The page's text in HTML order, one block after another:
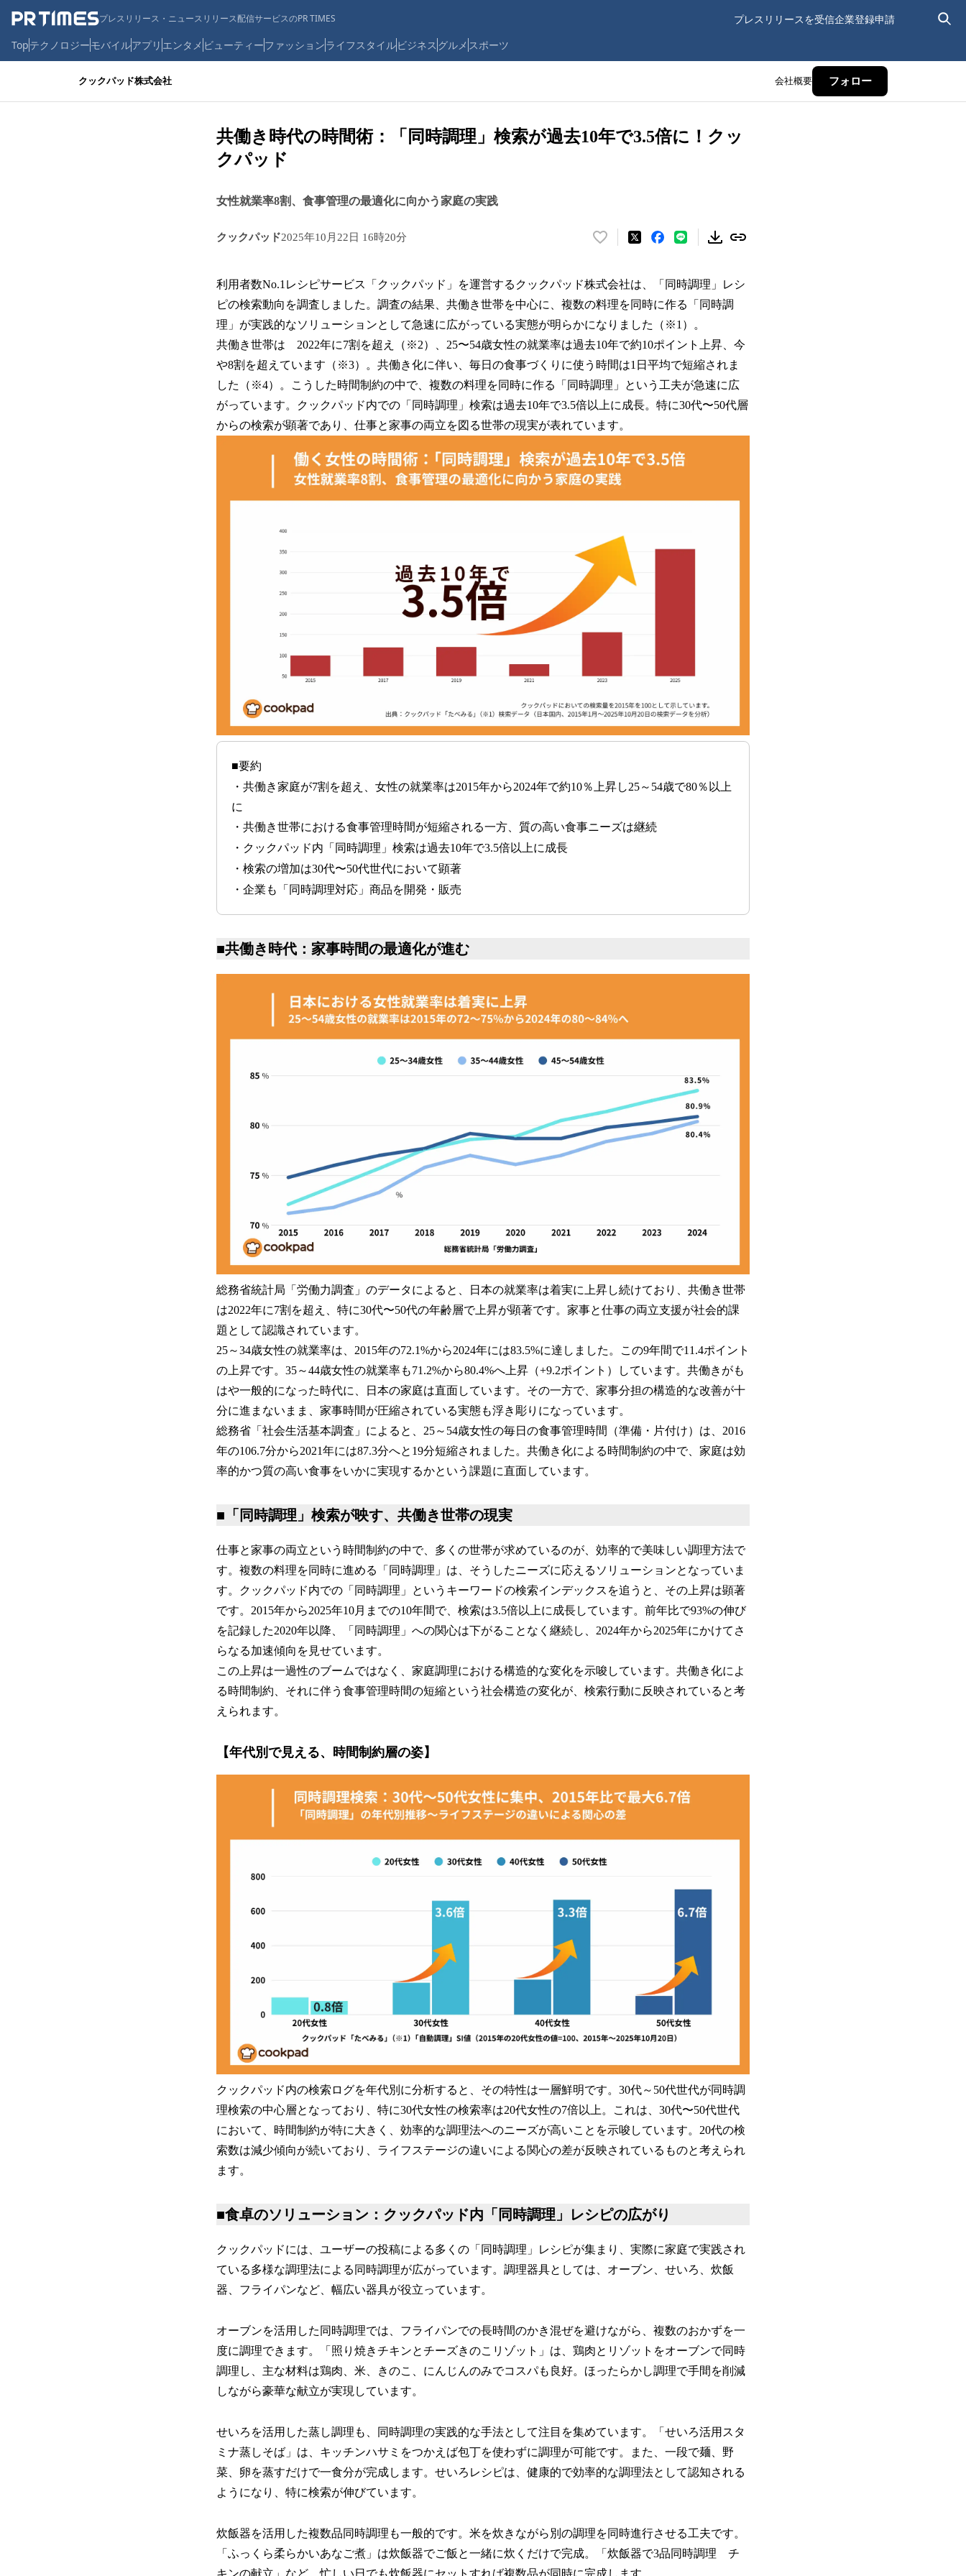
プレスリリース・ニュースリリース配信サービスのPR TIMES プレスリリースを受信企業登録申請
Topテクノロジーモバイルアプリ エンタメ ビューティーファッションライフスタイルビジネス グルメ スポーツ
クックパッド株式会社 会社概要 フォロー
共働き時代の時間術：「同時調理」検索が過去10年で3.5倍に！クッ
クパッド
女性就業率8割、食事管理の最適化に向かう家庭の実践
クックパッド2025年10月22日 16時20分
い
！
数
を
読
み
込
み
で
す
利用者数No.1レシピサービス「クックパッド」を運営するクックパッド株式会社は、「同時調理」レシ
ピの検索動向を調査しました。調査の結果、共働き世帯を中心に、複数の料理を同時に作る「同時調
理」が実践的なソリューションとして急速に広がっている実態が明らかになりました（※1）。
共働き世帯は 2022年に7割を超え（※2）、25〜54歳女性の就業率は過去10年で約10ポイント上昇、今
や8割を超えています（※3）。共働き化に伴い、毎日の食事づくりに使う時間は1日平均で短縮されま
した（※4）。こうした時間制約の中で、複数の料理を同時に作る「同時調理」という工夫が急速に広
がっています。クックパッド内での「同時調理」検索は過去10年で3.5倍以上に成長。特に30代〜50代層
からの検索が顕著であり、仕事と家事の両立を図る世帯の現実が表れています。
■要約
・共働き家庭が7割を超え、女性の就業率は2015年から2024年で約10％上昇し25～54歳で80％以上
に
・共働き世帯における食事管理時間が短縮される一方、質の高い食事ニーズは継続
・クックパッド内「同時調理」検索は過去10年で3.5倍以上に成長
・検索の増加は30代〜50代世代において顕著
・企業も「同時調理対応」商品を開発・販売
■共働き時代：家事時間の最適化が進む
総務省統計局「労働力調査」のデータによると、日本の就業率は着実に上昇し続けており、共働き世帯
は2022年に7割を超え、特に30代〜50代の年齢層で上昇が顕著です。家事と仕事の両立支援が社会的課
題として認識されています。
25～34歳女性の就業率は、2015年の72.1%から2024年には83.5%に達しました。この9年間で11.4ポイント
の上昇です。35～44歳女性の就業率も71.2%から80.4%へ上昇（+9.2ポイント）しています。共働きがも
はや一般的になった時代に、日本の家庭は直面しています。その一方で、家事分担の構造的な改善が十
分に進まないまま、家事時間が圧縮されている実態も浮き彫りになっています。
総務省「社会生活基本調査」によると、25～54歳女性の毎日の食事管理時間（準備・片付け）は、2016
年の106.7分から2021年には87.3分へと19分短縮されました。共働き化による時間制約の中で、家庭は効
率的かつ質の高い食事をいかに実現するかという課題に直面しています。
■「同時調理」検索が映す、共働き世帯の現実
仕事と家事の両立という時間制約の中で、多くの世帯が求めているのが、効率的で美味しい調理方法で
す。複数の料理を同時に進める「同時調理」は、そうしたニーズに応えるソリューションとなっていま
す。クックパッド内での「同時調理」というキーワードの検索インデックスを追うと、その上昇は顕著
です。2015年から2025年10月までの10年間で、検索は3.5倍以上に成長しています。前年比で93%の伸び
を記録した2020年以降、「同時調理」への関心は下がることなく継続し、2024年から2025年にかけてさ
らなる加速傾向を見せています。
この上昇は一過性のブームではなく、家庭調理における構造的な変化を示唆しています。共働き化によ
る時間制約、それに伴う食事管理時間の短縮という社会構造の変化が、検索行動に反映されていると考
えられます。
【年代別で見える、時間制約層の姿】
クックパッド内の検索ログを年代別に分析すると、その特性は一層鮮明です。30代～50代世代が同時調
理検索の中心層となっており、特に30代女性の検索率は20代女性の7倍以上。これは、30代〜50代世代
において、時間制約が特に大きく、効率的な調理法へのニーズが高いことを示唆しています。20代の検
索数は減少傾向が続いており、ライフステージの違いによる関心の差が反映されているものと考えられ
ます。
■食卓のソリューション：クックパッド内「同時調理」レシピの広がり
クックパッドには、ユーザーの投稿による多くの「同時調理」レシピが集まり、実際に家庭で実践され
ている多様な調理法による同時調理が広がっています。調理器具としては、オーブン、せいろ、炊飯
器、フライパンなど、幅広い器具が役立っています。
オーブンを活用した同時調理では、フライパンでの長時間のかき混ぜを避けながら、複数のおかずを一
度に調理できます。「照り焼きチキンとチーズきのこリゾット」は、鶏肉とリゾットをオーブンで同時
調理し、主な材料は鶏肉、米、きのこ、にんじんのみでコスパも良好。ほったらかし調理で手間を削減
しながら豪華な献立が実現しています。
せいろを活用した蒸し調理も、同時調理の実践的な手法として注目を集めています。「せいろ活用スタ
ミナ蒸しそば」は、キッチンハサミをつかえば包丁を使わずに調理が可能です。また、一段で麺、野
菜、卵を蒸すだけで一食分が完成します。せいろレシピは、健康的で効率的な調理法として認知される
ようになり、特に検索が伸びています。
炊飯器を活用した複数品同時調理も一般的です。米を炊きながら別の調理を同時進行させる工夫です。
「ふっくら柔らかいあなご煮」は炊飯器でご飯と一緒に炊くだけで完成。「炊飯器で3品同時調理 チ
キンの献立」など、忙しい日でも炊飯器にセットすれば複数品が同時に完成します。